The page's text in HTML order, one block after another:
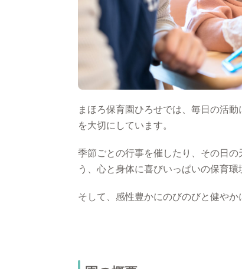
まほろ保育園ひろせでは、毎日の活
を大切にしています。
季節ごとの行事を催したり、その日
う、心と身体に喜びいっぱいの保育環
そして、感性豊かにのびのびと健や